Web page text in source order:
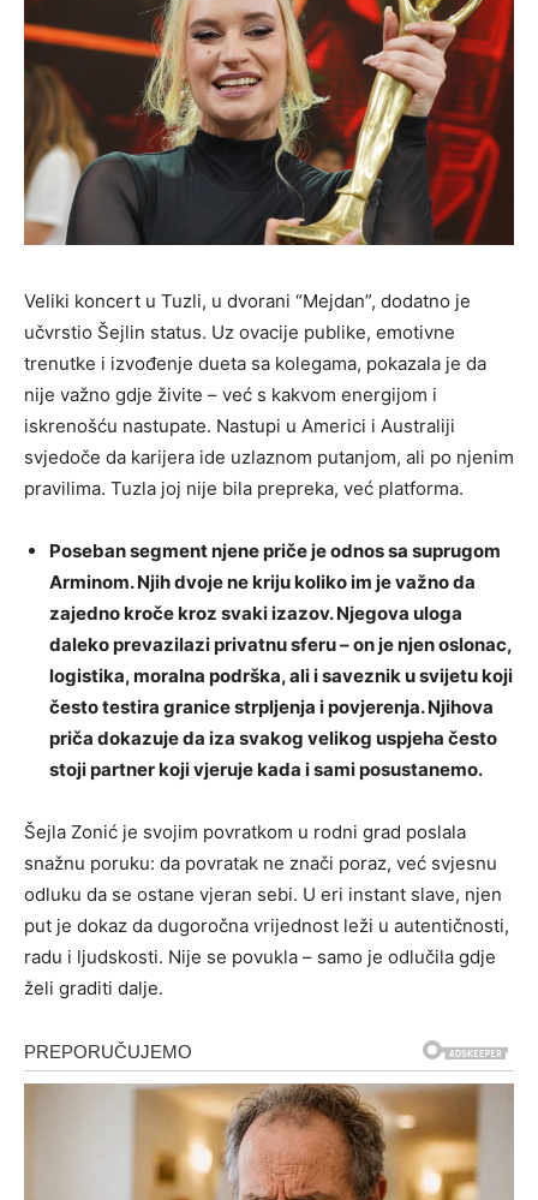
Veliki koncert u Tuzli, u dvorani “Mejdan”, dodatno je
učvrstio Šejlin status. Uz ovacije publike, emotivne
trenutke i izvođenje dueta sa kolegama, pokazala je da
nije važno gdje živite – već s kakvom energijom i
iskrenošću nastupate. Nastupi u Americi i Australiji
svjedoče da karijera ide uzlaznom putanjom, ali po njenim
pravilima. Tuzla joj nije bila prepreka, već platforma.
Poseban segment njene priče je odnos sa suprugom
Arminom. Njih dvoje ne kriju koliko im je važno da
zajedno kroče kroz svaki izazov. Njegova uloga
daleko prevazilazi privatnu sferu – on je njen oslonac,
logistika, moralna podrška, ali i saveznik u svijetu koji
često testira granice strpljenja i povjerenja. Njihova
priča dokazuje da iza svakog velikog uspjeha često
stoji partner koji vjeruje kada i sami posustanemo.
Šejla Zonić je svojim povratkom u rodni grad poslala
snažnu poruku: da povratak ne znači poraz, već svjesnu
odluku da se ostane vjeran sebi. U eri instant slave, njen
put je dokaz da dugoročna vrijednost leži u autentičnosti,
radu i ljudskosti. Nije se povukla – samo je odlučila gdje
želi graditi dalje.